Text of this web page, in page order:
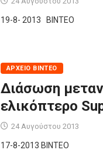
19-8- 2013 ΒΙΝΤΕΟ
ΑΡΧΕΊΟ ΒΊΝΤΕΟ
Διάσωση
ελικόπτερο
24 Αυγούστου 2013
17-8-2013 BINTEO